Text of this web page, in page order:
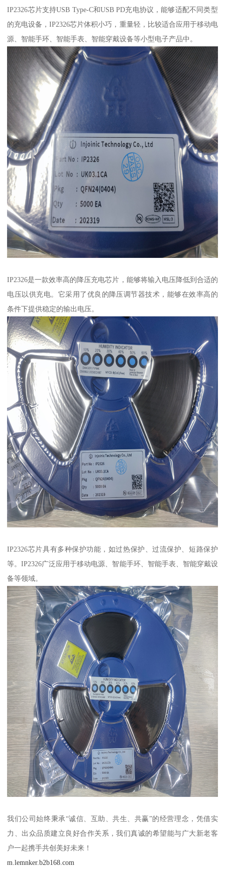
IP2326芯片支持USB Type-C和USB PD充电协议，能够适配不同类型
的充电设备，IP2326芯片体积小巧，重量轻，比较适合应用于移动电
源、智能手环、智能手表、智能穿戴设备等小型电子产品中。
IP2326是一款效率高的降压充电芯片，能够将输入电压降低到合适的
电压以供充电。它采用了优良的降压调节器技术，能够在效率高的
条件下提供稳定的输出电压。
IP2326芯片具有多种保护功能，如过热保护、过流保护、短路保护
等。IP2326广泛应用于移动电源、智能手环、智能手表、智能穿戴设
备等领域。
我们公司始终秉承“诚信、互助、共生、共赢”的经营理念，凭借实
力、出众品质建立良好合作关系，我们真诚的希望能与广大新老客
户一起携手共创美好未来！
m.lemnker.b2b168.com